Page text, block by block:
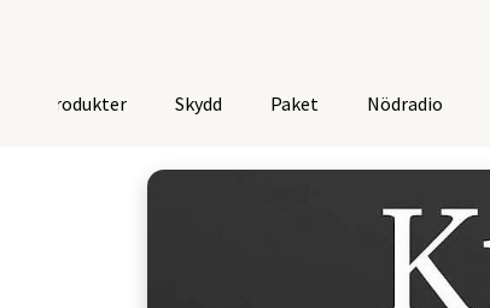
Produkter Skydd Paket Nödradio